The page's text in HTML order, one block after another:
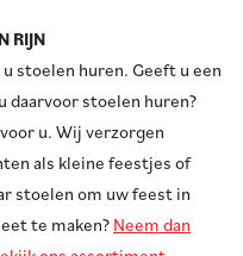
RIJN
stoelen huren. Geeft u een
daarvoor stoelen huren?
u. Wij verzorgen
als kleine feestjes of
stoelen om uw feest in
te maken? Neem dan